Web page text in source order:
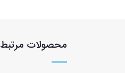
محصولات مرتبط